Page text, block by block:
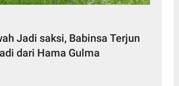
Jadi saksi, Babinsa Terjun
dari Hama Gulma